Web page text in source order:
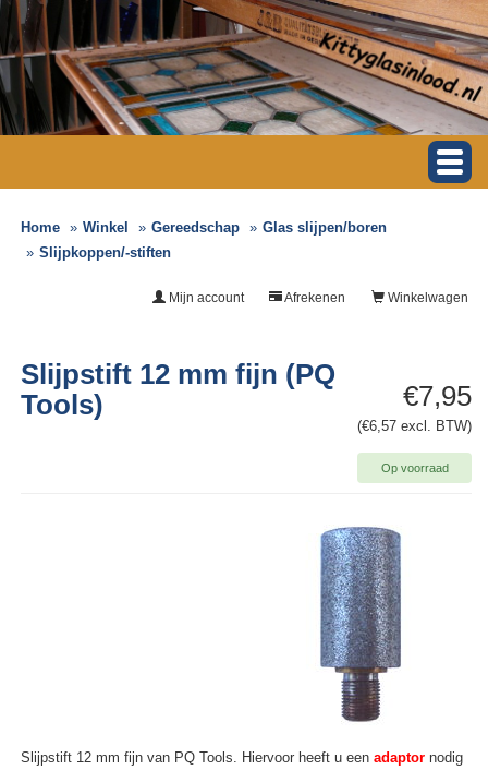
Home Winkel Gereedschap
Glas slijpen/boren
Slijpkoppen/-stiften
Winkelwagen
Afrekenen
Mijn account
€7,95
(€6,57 excl. BTW)
Op voorraad
Slijpstift 12 mm fijn (PQ
Tools)
Slijpstift 12 mm fijn van PQ Tools. Hiervoor heeft u eenadaptor nodig